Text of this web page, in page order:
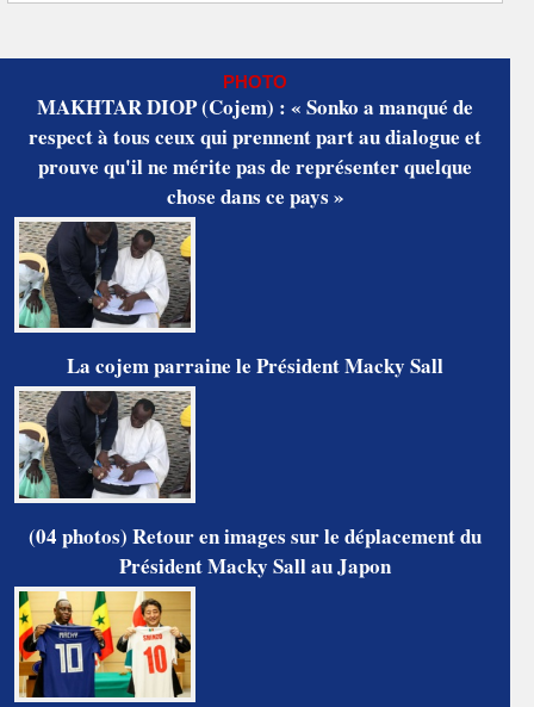
PHOTO
MAKHTAR DIOP (Cojem) : « Sonko a manqué de
respect à tous ceux qui prennent part au dialogue et
prouve qu'il ne mérite pas de représenter quelque
chose dans ce pays »
La cojem parraine le Président Macky Sall
(04 photos) Retour en images sur le déplacement du
Président Macky Sall au Japon